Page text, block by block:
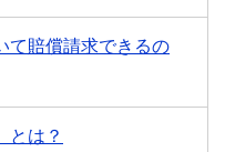
て賠償請求できるの
とは？